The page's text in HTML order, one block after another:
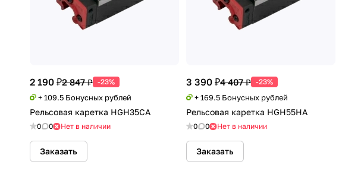
2 190 ₽2 847 ₽ -23%
+ 109.5 Бонусных рублей
Рельсовая каретка HGH35CA
0 0 Нет в наличии
Заказать
3 390 ₽4 407 ₽ -23%
+ 169.5 Бонусных рублей
Рельсовая каретка HGH55НA
0 0 Нет в наличии
Заказать